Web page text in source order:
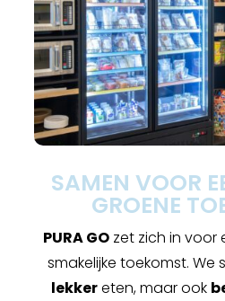
SAMEN VOOR
GROENE
PURA GO zet zich in voor
smakelijke toekomst. We
lekkereten, maar ook